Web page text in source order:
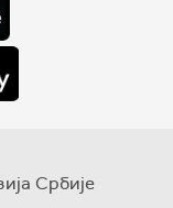
Србије